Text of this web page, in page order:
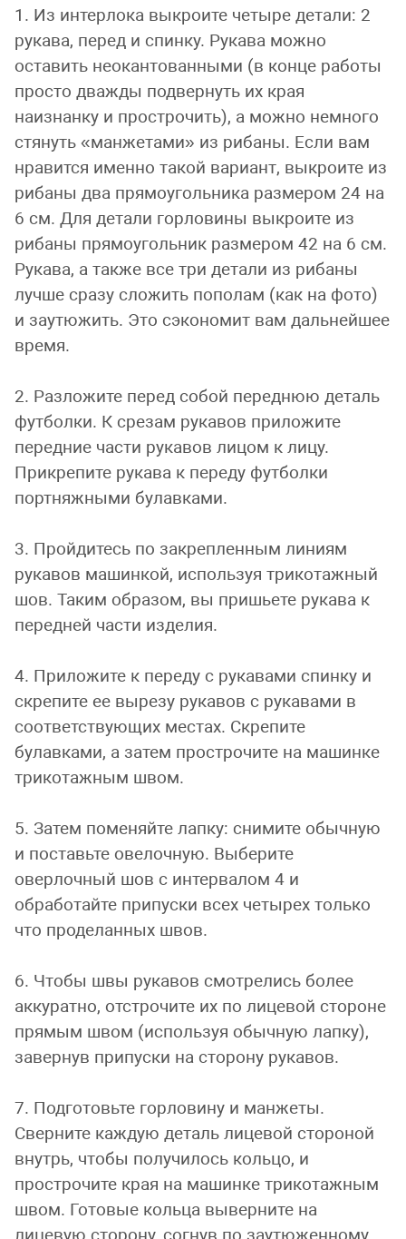
1. Из интерлока выкроите четыре детали: 2
рукава, перед и спинку. Рукава можно
оставить неокантованными (в конце работы
просто дважды подвернуть их края
наизнанку и прострочить), а можно немного
стянуть «манжетами» из рибаны. Если вам
нравится именно такой вариант, выкроите из
рибаны два прямоугольника размером 24 на
6 см. Для детали горловины выкроите из
рибаны прямоугольник размером 42 на 6 см.
Рукава, а также все три детали из рибаны
лучше сразу сложить пополам (как на фото)
и заутюжить. Это сэкономит вам дальнейшее
время.
2. Разложите перед собой переднюю деталь
футболки. К срезам рукавов приложите
передние части рукавов лицом к лицу.
Прикрепите рукава к переду футболки
портняжными булавками.
3. Пройдитесь по закрепленным линиям
рукавов машинкой, используя трикотажный
шов. Таким образом, вы пришьете рукава к
передней части изделия.
4. Приложите к переду с рукавами спинку и
скрепите ее вырезу рукавов с рукавами в
соответствующих местах. Скрепите
булавками, а затем прострочите на машинке
трикотажным швом.
5. Затем поменяйте лапку: снимите обычную
и поставьте овелочную. Выберите
оверлочный шов с интервалом 4 и
обработайте припуски всех четырех только
что проделанных швов.
6. Чтобы швы рукавов смотрелись более
аккуратно, отстрочите их по лицевой стороне
прямым швом (используя обычную лапку),
завернув припуски на сторону рукавов.
7. Подготовьте горловину и манжеты.
Сверните каждую деталь лицевой стороной
внутрь, чтобы получилось кольцо, и
прострочите края на машинке трикотажным
швом. Готовые кольца выверните на